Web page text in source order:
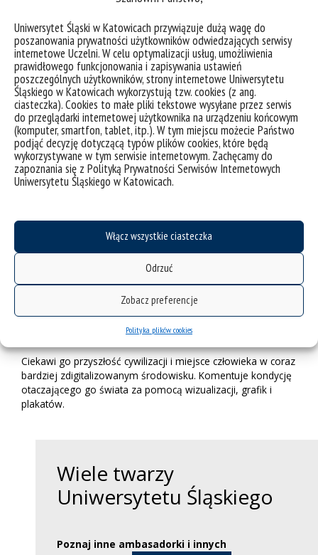
Uniwersytet Śląski w Katowicach przywiązuje dużą wagę do
poszanowania prywatności użytkowników odwiedzających serwisy
internetowe Uczelni. W celu optymalizacji usług, umożliwienia
prawidłowego funkcjonowania i zapisywania ustawień
poszczególnych użytkowników, strony internetowe Uniwersytetu
Śląskiego w Katowicach wykorzystują tzw. cookies (z ang.
ciasteczka). Cookies to małe pliki tekstowe wysyłane przez serwis
do przeglądarki internetowej użytkownika na urządzeniu końcowym
(komputer, smartfon, tablet, itp.). W tym miejscu możecie Państwo
podjąć decyzję dotyczącą typów plików cookies, które będą
wykorzystywane w tym serwisie internetowym. Zachęcamy do
zapoznania się z Polityką Prywatności Serwisów Internetowych
Uniwersytetu Śląskiego w Katowicach.
Włącz wszystkie ciasteczka
Odrzuć
Zobacz preferencje
Polityka plików cookies
Fot. Małgorzata Dymowska, mat. Uniwersytetu Śląskiego w
Katowicach
Poznaj ambasadora
projektantem z dużym doświadczeniem w branży oraz
zapałem twórczym.
Od ponad 15 lat pracuje zawodowo w dziedzinach
Współtworzył zespoły projektowe odpowiadające za
stworzenie i realizację ponad 20 gier i aplikacji na różne
Ciekawi go przyszłość cywilizacji i miejsce człowieka w coraz
bardziej zdigitalizowanym środowisku. Komentuje kondycję
otaczającego go świata za pomocą wizualizacji, grafik i
plakatów.
Wiele twarzy
Uniwersytetu Śląskiego
Poznaj inne ambasadorki i innych